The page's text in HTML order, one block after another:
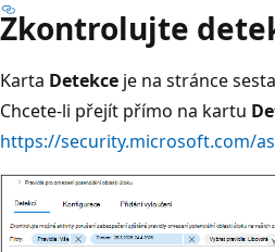
Zkontrolujte
Karta Detekce je na stránce
Chcete-li přejít přímo na kartu
https://security.microsoft.com/